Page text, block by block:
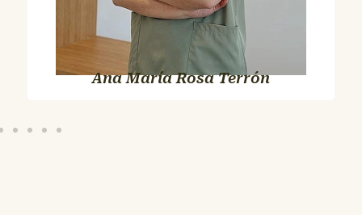
Ana María Rosa Terrón